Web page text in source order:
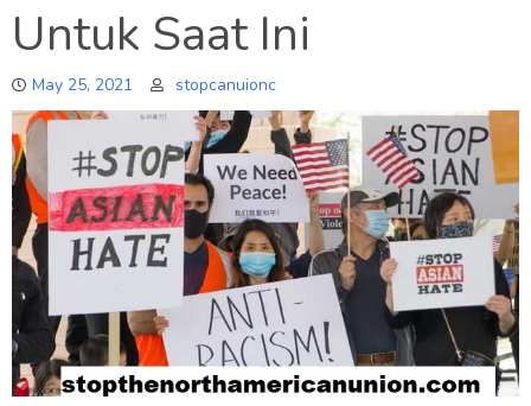
Untuk Saat Ini
May 25, 2021 stopcanuionc